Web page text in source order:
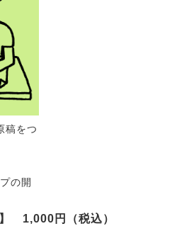
稿をつ
の開
1,000円（税込）